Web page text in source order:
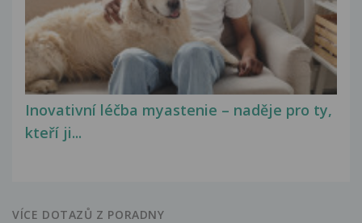
Inovativní léčba myastenie – naděje pro ty,
kteří ji...
VÍCE DOTAZŮ Z PORADNY